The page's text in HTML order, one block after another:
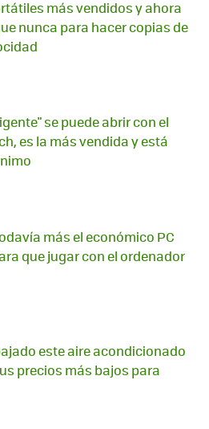
más vendidos y ahora
nunca para hacer copias de
se puede abrir con el
es la más vendida y está
más el económico PC
que jugar con el ordenador
este aire acondicionado
precios más bajos para